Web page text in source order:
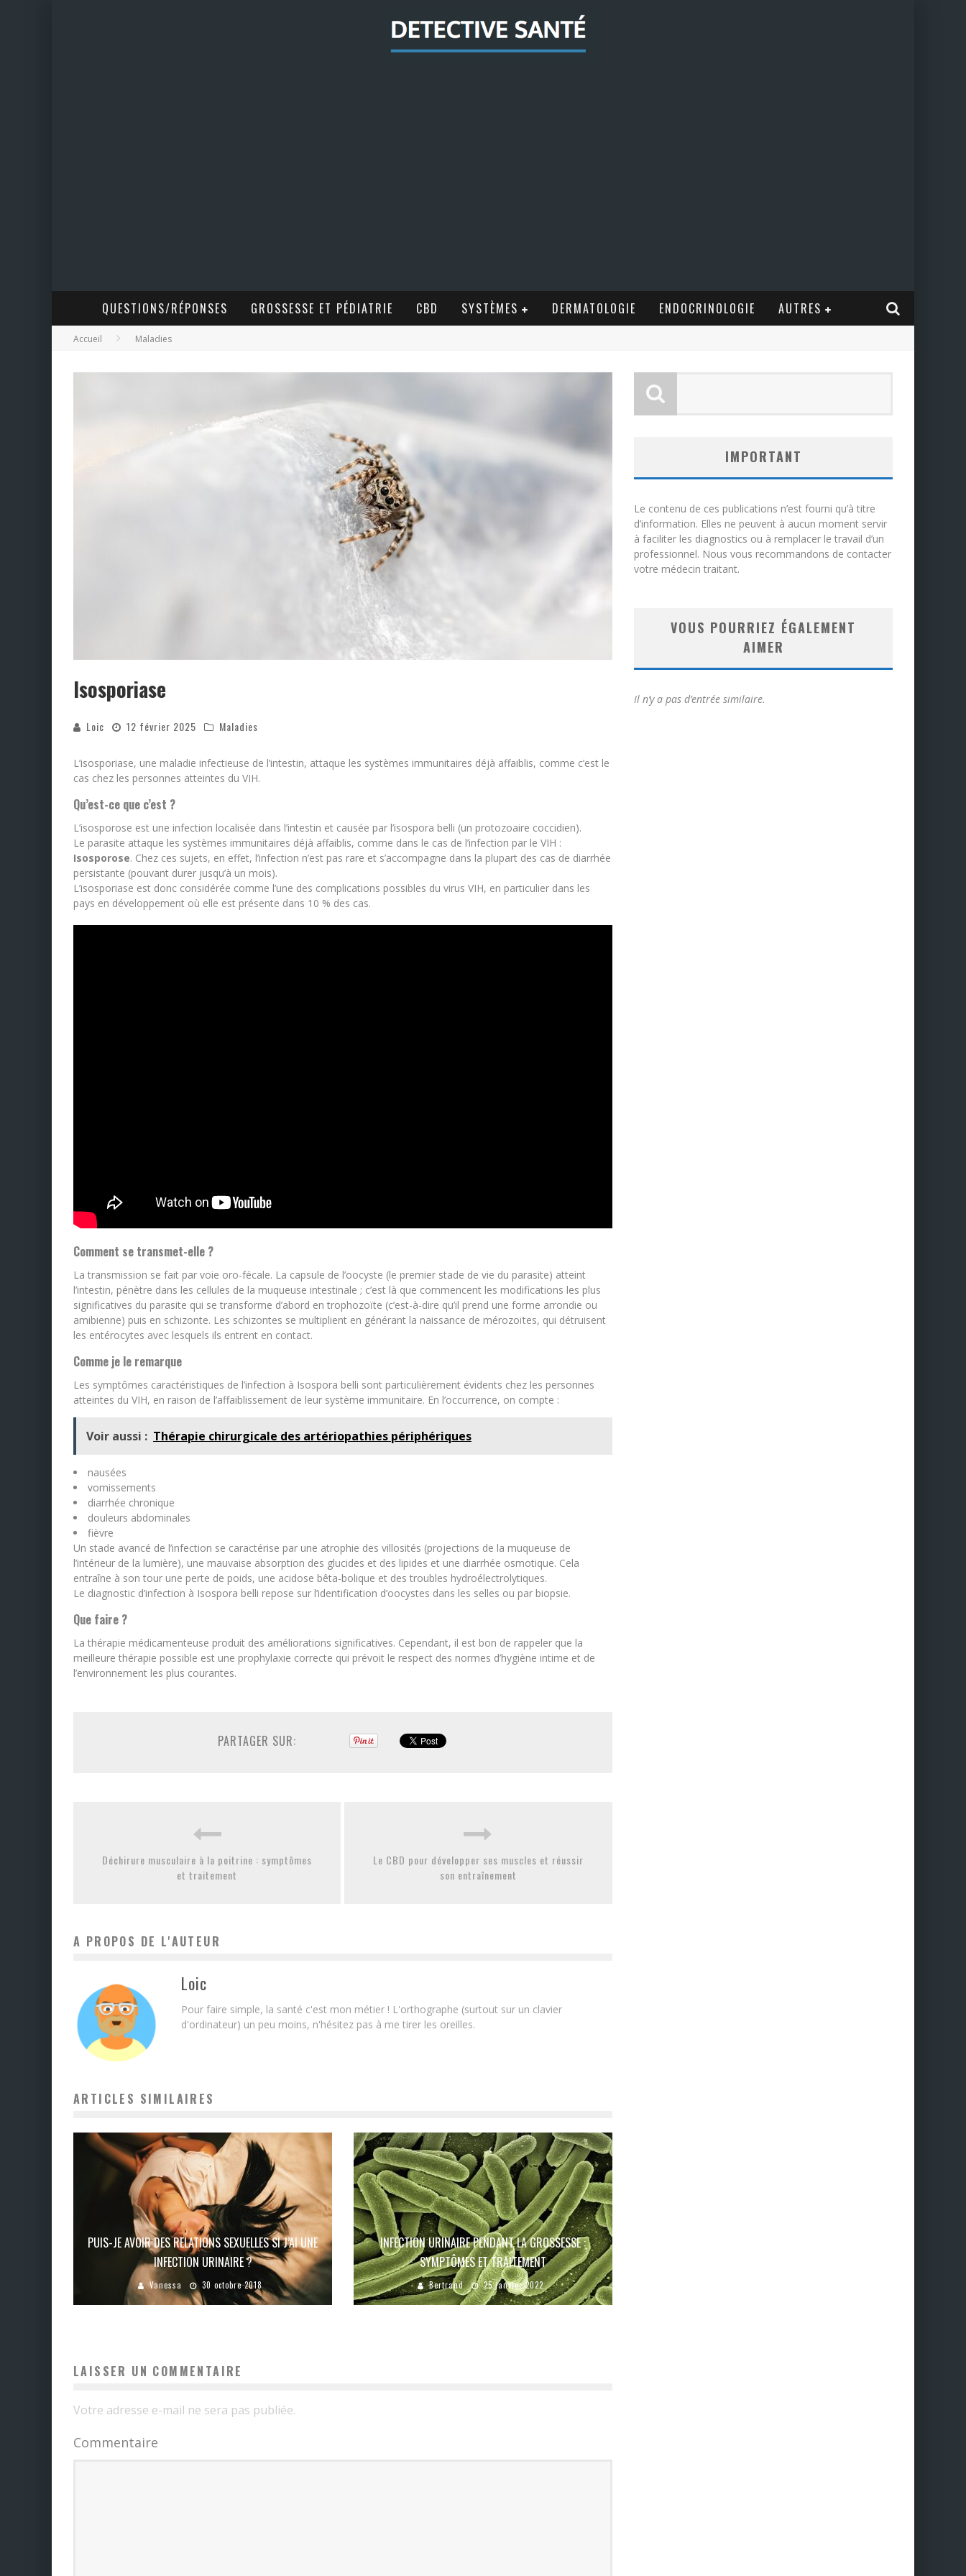
QUESTIONS/RÉPONSES GROSSESSE ET PÉDIATRIE CBD SYSTÈMES DERMATOLOGIE ENDOCRINOLOGIE AUTRES
Accueil Maladies
Isosporiase
Loic 12 février 2025 Maladies
L’isosporiase, une maladie infectieuse de l’intestin, attaque les systèmes immunitaires déjà affaiblis, comme c’est le
cas chez les personnes atteintes du VIH.
Qu’est-ce que c’est ?
L’isosporose est une infection localisée dans l’intestin et causée par l’isospora belli (un protozoaire coccidien).
Le parasite attaque les systèmes immunitaires déjà affaiblis, comme dans le cas de l’infection par le VIH :
Isosporose. Chez ces sujets, en effet, l’infection n’est pas rare et s’accompagne dans la plupart des cas de diarrhée
persistante (pouvant durer jusqu’à un mois).
L’isosporiase est donc considérée comme l’une des complications possibles du virus VIH, en particulier dans les
pays en développement où elle est présente dans 10 % des cas.
Comment se transmet-elle ?
La transmission se fait par voie oro-fécale. La capsule de l’oocyste (le premier stade de vie du parasite) atteint
l’intestin, pénètre dans les cellules de la muqueuse intestinale ; c’est là que commencent les modifications les plus
significatives du parasite qui se transforme d’abord en trophozoïte (c’est-à-dire qu’il prend une forme arrondie ou
amibienne) puis en schizonte. Les schizontes se multiplient en générant la naissance de mérozoïtes, qui détruisent
les entérocytes avec lesquels ils entrent en contact.
Comme je le remarque
Les symptômes caractéristiques de l’infection à Isospora belli sont particulièrement évidents chez les personnes
atteintes du VIH, en raison de l’affaiblissement de leur système immunitaire. En l’occurrence, on compte :
Voir aussi : Thérapie chirurgicale des artériopathies périphériques
nausées
vomissements
diarrhée chronique
douleurs abdominales
fièvre
Un stade avancé de l’infection se caractérise par une atrophie des villosités (projections de la muqueuse de
l’intérieur de la lumière), une mauvaise absorption des glucides et des lipides et une diarrhée osmotique. Cela
entraîne à son tour une perte de poids, une acidose bêta-bolique et des troubles hydroélectrolytiques.
Le diagnostic d’infection à Isospora belli repose sur l’identification d’oocystes dans les selles ou par biopsie.
Que faire ?
La thérapie médicamenteuse produit des améliorations significatives. Cependant, il est bon de rappeler que la
meilleure thérapie possible est une prophylaxie correcte qui prévoit le respect des normes d’hygiène intime et de
l’environnement les plus courantes.
PARTAGER SUR:
Déchirure musculaire à la poitrine : symptômes
et traitement
Le CBD pour développer ses muscles et réussir
son entraînement
A PROPOS DE L'AUTEUR
Loic
Pour faire simple, la santé c'est mon métier ! L'orthographe (surtout sur un clavier
d'ordinateur) un peu moins, n'hésitez pas à me tirer les oreilles.
ARTICLES SIMILAIRES
PUIS-JE AVOIR DES RELATIONS SEXUELLES SI J’AI UNE
INFECTION URINAIRE ?
Vanessa 30 octobre 2018
INFECTION URINAIRE PENDANT LA GROSSESSE :
SYMPTÔMES ET TRAITEMENT
Bertrand 25 janvier 2022
LAISSER UN COMMENTAIRE
Votre adresse e-mail ne sera pas publiée.
Commentaire
IMPORTANT
Le contenu de ces publications n’est fourni qu’à titre
d’information. Elles ne peuvent à aucun moment servir
à faciliter les diagnostics ou à remplacer le travail d’un
professionnel. Nous vous recommandons de contacter
votre médecin traitant.
VOUS POURRIEZ ÉGALEMENT
AIMER
Il n’y a pas d’entrée similaire.